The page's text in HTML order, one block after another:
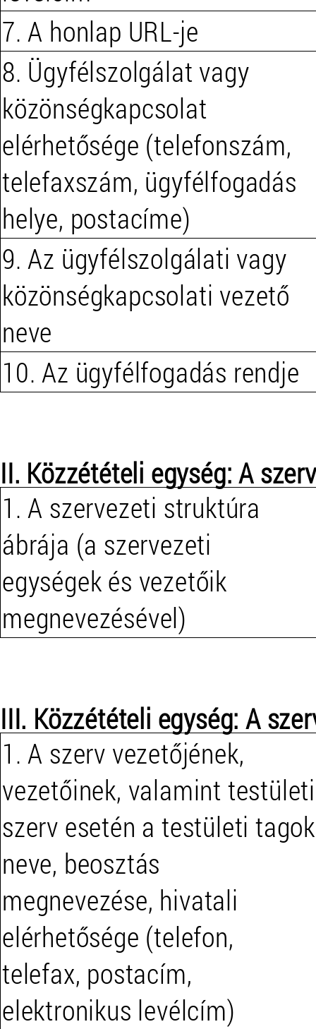
7. A honlap URL-je
8. Ügyfélszolgálat vagy
közönségkapcsolat
elérhetősége (telefonszám,
telefaxszám, ügyfélfogadás
helye, postacíme)
9. Az ügyfélszolgálati vagy
közönségkapcsolati vezető
neve
10. Az ügyfélfogadás rendje
II. Közzétételi egység: A
1. A szervezeti struktúra
ábrája (a szervezeti
egységek és vezetőik
megnevezésével)
III. Közzétételi egység: A
1. A szerv vezetőjének,
vezetőinek, valamint testületi
szerv esetén a testületi tagok
neve, beosztás
megnevezése, hivatali
elérhetősége (telefon,
telefax, postacím,
elektronikus levélcím)